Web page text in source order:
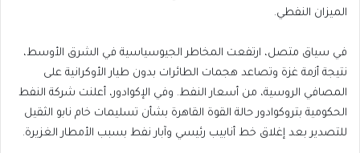
الميزان النفطي.
في سياق متصل، ارتفعت المخاطر الجيوسياسية في الشرق الأوسط،
نتيجة أزمة غزة وتصاعد هجمات الطائرات بدون طيار الأوكرانية على
المصافي الروسية، من أسعار النفط. وفي الإكوادور، أعلنت شركة النفط
الحكومية بتروكوادور حالة القوة القاهرة بشأن تسليمات خام نابو الثقيل
للتصدير بعد إغلاق خط أنابيب رئيسي وآبار نفط بسبب الأمطار الغزيرة.